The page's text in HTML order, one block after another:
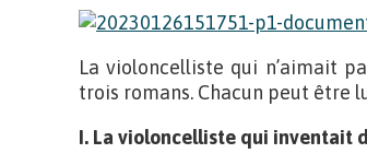
La violoncelliste qui n’aimait
trois romans. Chacun peut être
I. La violoncelliste qui inventait